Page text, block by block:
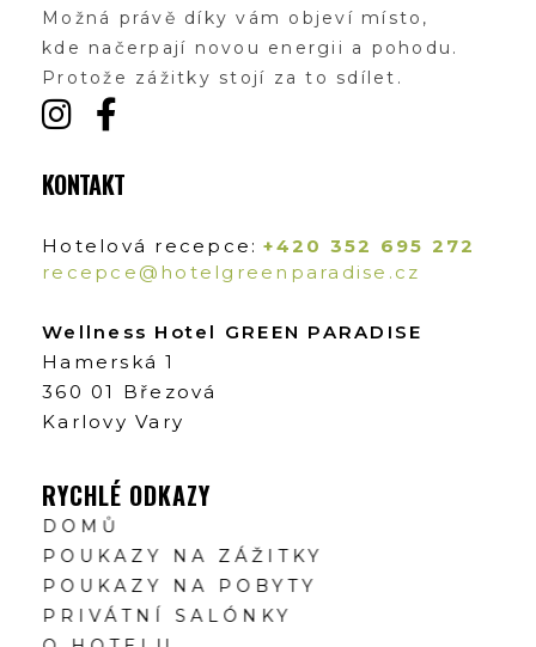
Možná právě díky vám objeví místo,
kde načerpají novou energii a pohodu.
Protože zážitky stojí za to sdílet.
KONTAKT
Hotelová recepce: +420 352 695 272
recepce@hotelgreenparadise.cz
Wellness Hotel GREEN PARADISE
Hamerská 1
360 01 Březová
Karlovy Vary
RYCHLÉ ODKAZY
DOMŮ
POUKAZY NA ZÁŽITKY
POUKAZY NA POBYTY
PRIVÁTNÍ SALÓNKY